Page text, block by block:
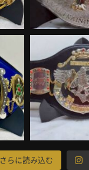
さらに読み込む